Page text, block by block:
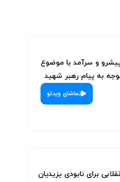
و سرآمد با موضوع
به پیام رهبر شهید
تماشای ویدئو
برای نابودی یزیدیان